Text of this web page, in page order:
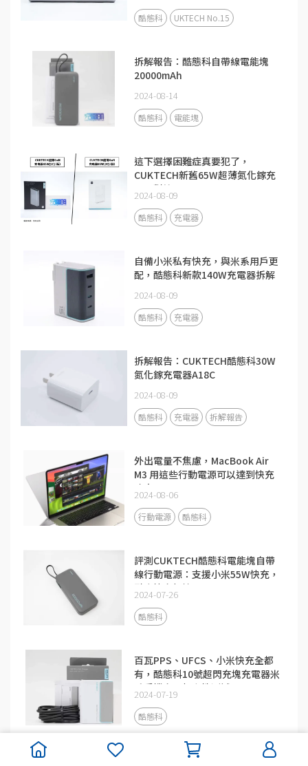
酷態科 UKTECH No.15
拆解報告：酷態科自帶線電能塊
20000mAh
2024-08-14
酷態科 電能塊
這下選擇困難症真要犯了，
CUKTECH新舊65W超薄氮化鎵充
電器對比
2024-08-09
酷態科 充電器
自備小米私有快充，與米系用戶更
配，酷態科新款140W充電器拆解
2024-08-09
酷態科 充電器
拆解報告：CUKTECH酷態科30W
氮化鎵充電器A18C
2024-08-09
酷態科 充電器 拆解報告
外出電量不焦慮，MacBook Air
M3 用這些行動電源可以達到快充
功率
2024-08-06
行動電源 酷態科
評測CUKTECH酷態科電能塊自帶
線行動電源：支援小米55W快充，
融合快充加持
2024-07-26
酷態科
百瓦PPS、UFCS、小米快充全都
有，酷態科10號超閃充塊充電器米
系手機充電相容性測試
2024-07-19
酷態科
米系用戶首選，酷態科140W充電